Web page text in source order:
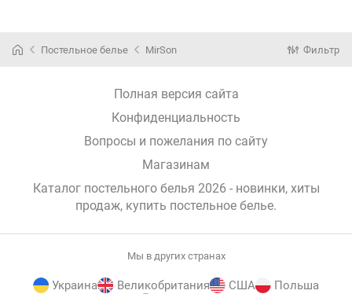
Постельное белье MirSon Фильтр
Полная версия сайта
Конфиденциальность
Вопросы и пожелания по сайту
Магазинам
Каталог постельного белья 2026 - новинки, хиты
продаж, купить постельное белье.
Мы в других странах
Украина Великобритания США Польша